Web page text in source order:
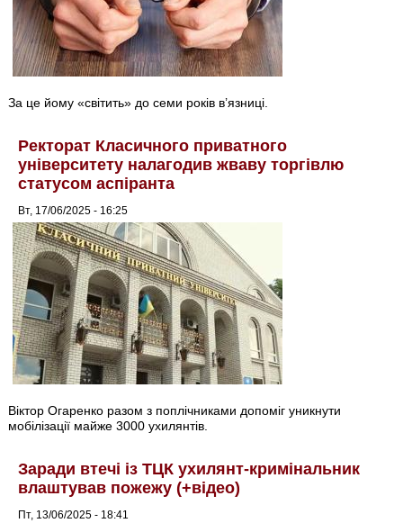
За це йому «світить» до семи років в’язниці.
Ректорат Класичного приватного
університету налагодив жваву торгівлю
статусом аспіранта
Вт, 17/06/2025 - 16:25
Віктор Огаренко разом з поплічниками допоміг уникнути
мобілізації майже 3000 ухилянтів.
Заради втечі із ТЦК ухилянт-кримінальник
влаштував пожежу (+відео)
Пт, 13/06/2025 - 18:41